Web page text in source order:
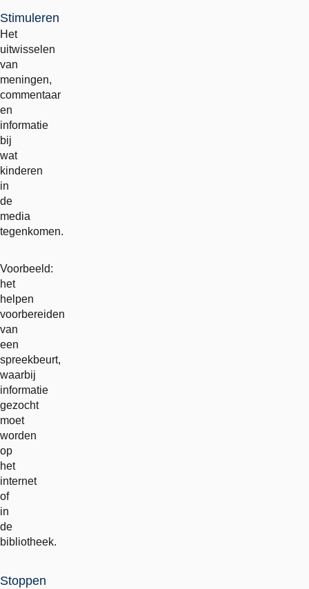
Stimuleren
Het
uitwisselen
van
meningen,
commentaar
en
informatie
bij
wat
kinderen
in
de
media
tegenkomen.
Voorbeeld:
het
helpen
voorbereiden
van
een
spreekbeurt,
waarbij
informatie
gezocht
moet
worden
op
het
internet
of
in
de
bibliotheek.
Stoppen